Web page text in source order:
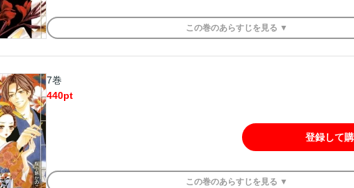
この巻のあらすじを 見る ▼
7巻
440pt
登録して
この巻のあらすじを 見る ▼